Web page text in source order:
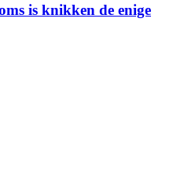
is knikken de enige